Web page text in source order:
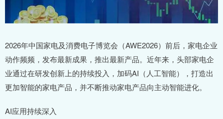
2026年中国家电及消费电子博览会（AWE2026）前后，家电企业
动作频频，发布最新成果，推出最新产品。近年来，头部家电企
业通过在研发创新上的持续投入，加码AI（人工智能），打造出
更加智能的家电产品，并不断推动家电产品向主动智能进化。
AI应用持续深入